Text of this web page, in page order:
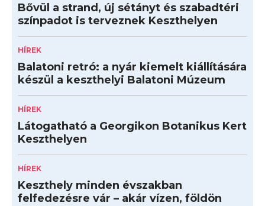
Bővül a strand, új sétányt és szabadtéri
színpadot is terveznek Keszthelyen
HÍREK
Balatoni retró: a nyár kiemelt kiállítására
készül a keszthelyi Balatoni Múzeum
HÍREK
Látogatható a Georgikon Botanikus Kert
Keszthelyen
HÍREK
Keszthely minden évszakban
felfedezésre vár – akár vízen, földön